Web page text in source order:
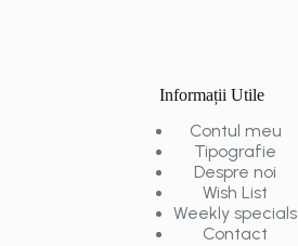
Informații Utile
Contul meu
Tipografie
Despre noi
Wish List
Weekly specials
Contact